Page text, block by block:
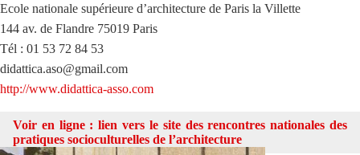
Ecole nationale supérieure d’architecture de Paris la Villette
144 av. de Flandre 75019 Paris
Tél : 01 53 72 84 53
didattica.aso@gmail.com
http://www.didattica-asso.com
Voir en ligne :lien vers le site des rencontres nationales des
pratiques socioculturelles de l’architecture